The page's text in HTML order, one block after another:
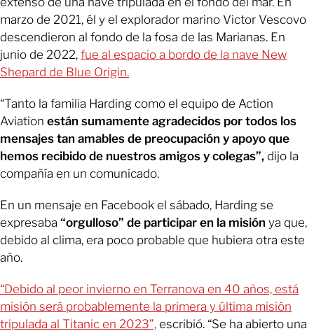
marzo de 2021, él y el explorador marino Victor Vescovo
descendieron al fondo de la fosa de las Marianas. En
junio de 2022, fue al espacio a bordo de la nave New
Shepard de Blue Origin.
“Tanto la familia Harding como el equipo de Action
Aviation están sumamente agradecidos por todos los
mensajes tan amables de preocupación y apoyo que
hemos recibido de nuestros amigos y colegas”, dijo la
compañía en un comunicado.
En un mensaje en Facebook el sábado, Harding se
expresaba “orgulloso” de participar en la misión ya que,
debido al clima, era poco probable que hubiera otra este
año.
“Debido al peor invierno en Terranova en 40 años, está
misión será probablemente la primera y última misión
tripulada al Titanic en 2023”, escribió. “Se ha abierto una